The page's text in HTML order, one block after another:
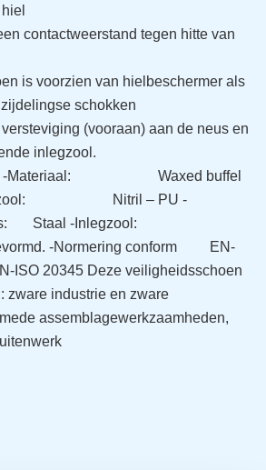
contactweerstand tegen hitte van
is voorzien van hielbeschermer als
schokken
(vooraan) aan de neus en
inlegzool.
-Materiaal: Waxed buffel
Nitril – PU -
Staal -Inlegzool:
-Normering conform EN-
ISO 20345 Deze veiligheidsschoen
zware industrie en zware
assemblagewerkzaamheden,